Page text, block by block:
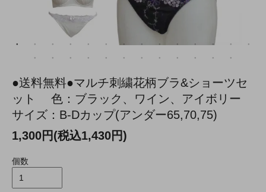
●送料無料●マルチ刺繍花柄ブラ&ショーツセ
ット 色：ブラック、ワイン、アイボリー
サイズ：B-Dカップ(アンダー65,70,75)
1,300円(税込1,430円)
個数